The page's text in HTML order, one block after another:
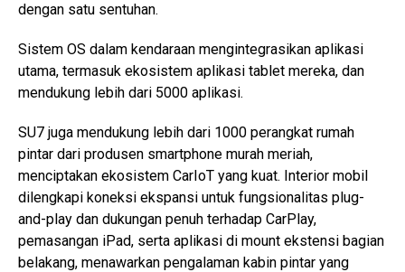
dengan satu sentuhan.
Sistem OS dalam kendaraan mengintegrasikan aplikasi
utama, termasuk ekosistem aplikasi tablet mereka, dan
mendukung lebih dari 5000 aplikasi.
SU7 juga mendukung lebih dari 1000 perangkat rumah
pintar dari produsen smartphone murah meriah,
menciptakan ekosistem CarIoT yang kuat. Interior mobil
dilengkapi koneksi ekspansi untuk fungsionalitas plug-
and-play dan dukungan penuh terhadap CarPlay,
pemasangan iPad, serta aplikasi di mount ekstensi bagian
belakang, menawarkan pengalaman kabin pintar yang